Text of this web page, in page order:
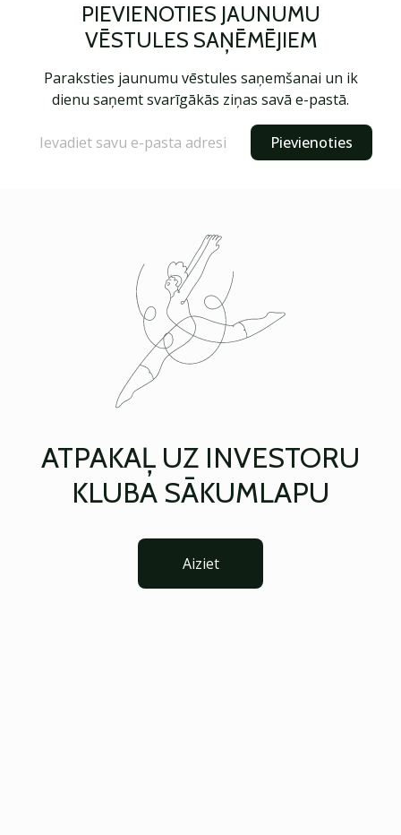
PIEVIENOTIES JAUNUMU
VĒSTULES SAŅĒMĒJIEM
Paraksties jaunumu vēstules saņemšanai un ik
dienu saņemt svarīgākās ziņas savā e-pastā.
Pievienoties
ATPAKAĻ UZ INVESTORU
KLUBA SĀKUMLAPU
Aiziet